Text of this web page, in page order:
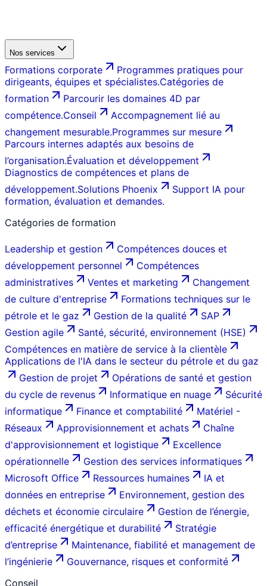
Nos services
Formations corporate
Programmes pratiques pour
dirigeants, équipes et spécialistes.Catégories de
formation
Parcourir les domaines 4D par
compétence.Conseil
Accompagnement lié au
changement mesurable.Programmes sur mesure
Parcours internes adaptés aux besoins de
l’organisation.Évaluation et développement
Diagnostics de compétences et plans de
développement.Solutions Phoenix
Support IA pour
formation, évaluation et demandes.
Catégories de formation
Leadership et gestion
Compétences douces et
développement personnel
Compétences
administratives
Ventes et marketing
Changement
de culture d'entreprise
Formations techniques sur le
pétrole et le gaz
Gestion de la qualité
SAP
Gestion agile
Santé, sécurité, environnement (HSE)
Compétences en matière de service à la clientèle
Applications de l'IA dans le secteur du pétrole et du gaz
Gestion de projet
Opérations de santé et gestion
du cycle de revenus
Informatique en nuage
Sécurité
informatique
Finance et comptabilité
Matériel -
Réseaux
Approvisionnement et achats
Chaîne
d'approvisionnement et logistique
Excellence
opérationnelle
Gestion des services informatiques
Microsoft Office
Ressources humaines
IA et
données en entreprise
Environnement, gestion des
déchets et économie circulaire
Gestion de l’énergie,
efficacité énergétique et durabilité
Stratégie
d’entreprise
Maintenance, fiabilité et management de
l’ingénierie
Gouvernance, risques et conformité
Conseil